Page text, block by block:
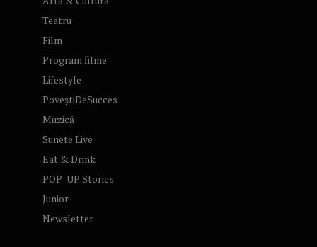
Teatru
Film
Program filme
Lifestyle
PoveștiDeSucces
Muzică
Sunete Live
Eat & Drink
POP-UP Stories
Junior
Newsletter